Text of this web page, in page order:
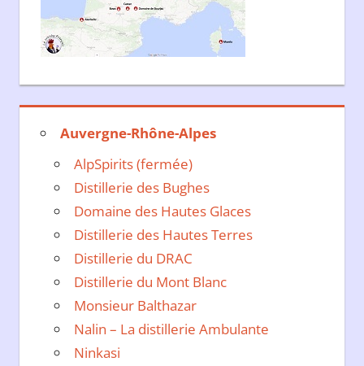
Auvergne-Rhône-Alpes
AlpSpirits (fermée)
Distillerie des Bughes
Domaine des Hautes Glaces
Distillerie des Hautes Terres
Distillerie du DRAC
Distillerie du Mont Blanc
Monsieur Balthazar
Nalin – La distillerie Ambulante
Ninkasi